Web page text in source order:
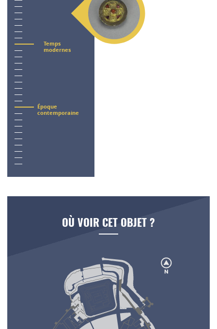
Temps
modernes
Époque
contemporaine
OÙ VOIR CET OBJET ?